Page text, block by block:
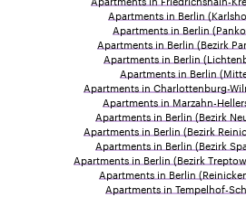
Apartments in Berlin
Apartments in Berlin
Apartments in Berlin (Bezirk
Apartments in Berlin
Apartments in Berlin
Apartments in Charlottenburg-
Apartments in Marzahn-
Apartments in Berlin (Bezirk
Apartments in Berlin (Bezirk
Apartments in Berlin (Bezirk
Apartments in Berlin (Bezirk
Apartments in Berlin
Apartments in Tempelhof-